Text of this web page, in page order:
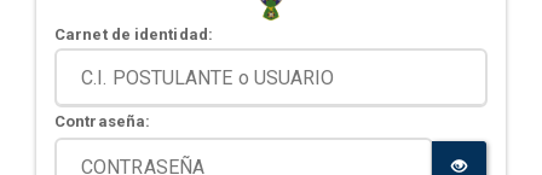
Carnet de identidad:
Contraseña: